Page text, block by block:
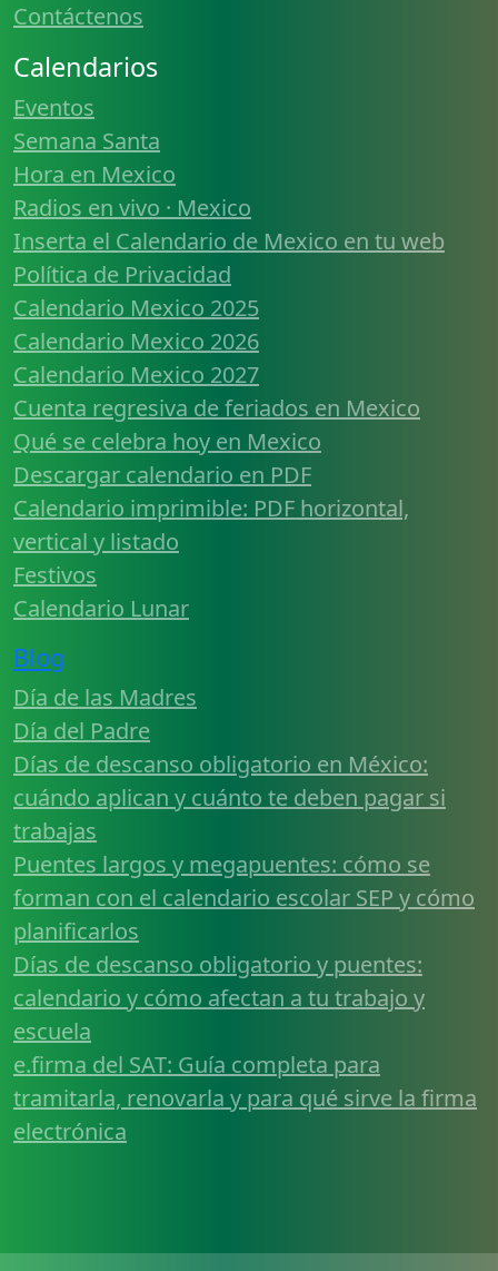
Contáctenos
Calendarios
Eventos
Semana Santa
Hora en Mexico
Radios en vivo · Mexico
Inserta el Calendario de Mexico en tu web
Política de Privacidad
Calendario Mexico 2025
Calendario Mexico 2026
Calendario Mexico 2027
Cuenta regresiva de feriados en Mexico
Qué se celebra hoy en Mexico
Descargar calendario en PDF
Calendario imprimible: PDF horizontal,
vertical y listado
Festivos
Calendario Lunar
Blog
Día de las Madres
Día del Padre
Días de descanso obligatorio en México:
cuándo aplican y cuánto te deben pagar si
trabajas
Puentes largos y megapuentes: cómo se
forman con el calendario escolar SEP y cómo
planificarlos
Días de descanso obligatorio y puentes:
calendario y cómo afectan a tu trabajo y
escuela
e.firma del SAT: Guía completa para
tramitarla, renovarla y para qué sirve la firma
electrónica